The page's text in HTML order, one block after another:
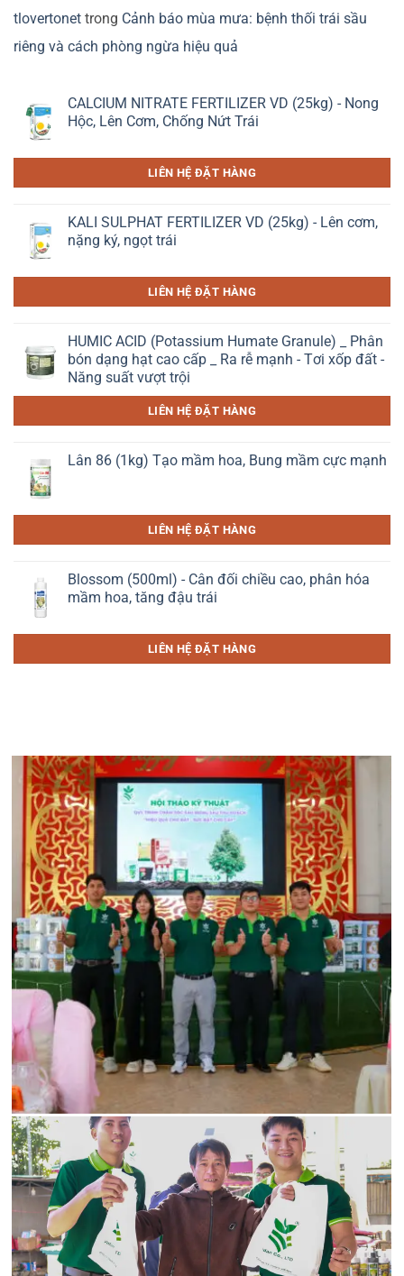
tlovertonet trong Cảnh báo mùa mưa: bệnh thối trái sầu
riêng và cách phòng ngừa hiệu quả
CALCIUM NITRATE FERTILIZER VD (25kg) - Nong
Hộc, Lên Cơm, Chống Nứt Trái
LIÊN HỆ ĐẶT HÀNG
KALI SULPHAT FERTILIZER VD (25kg) - Lên cơm,
nặng ký, ngọt trái
LIÊN HỆ ĐẶT HÀNG
HUMIC ACID (Potassium Humate Granule) _ Phân
bón dạng hạt cao cấp _ Ra rễ mạnh - Tơi xốp đất -
Năng suất vượt trội
LIÊN HỆ ĐẶT HÀNG
Lân 86 (1kg) Tạo mầm hoa, Bung mầm cực mạnh
LIÊN HỆ ĐẶT HÀNG
Blossom (500ml) - Cân đối chiều cao, phân hóa
mầm hoa, tăng đậu trái
LIÊN HỆ ĐẶT HÀNG